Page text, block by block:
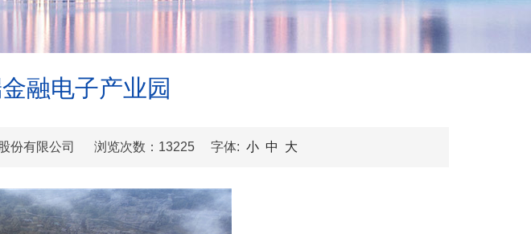
融电子产业园
份有限公司 浏览次数： 13225 字体: 小 中 大